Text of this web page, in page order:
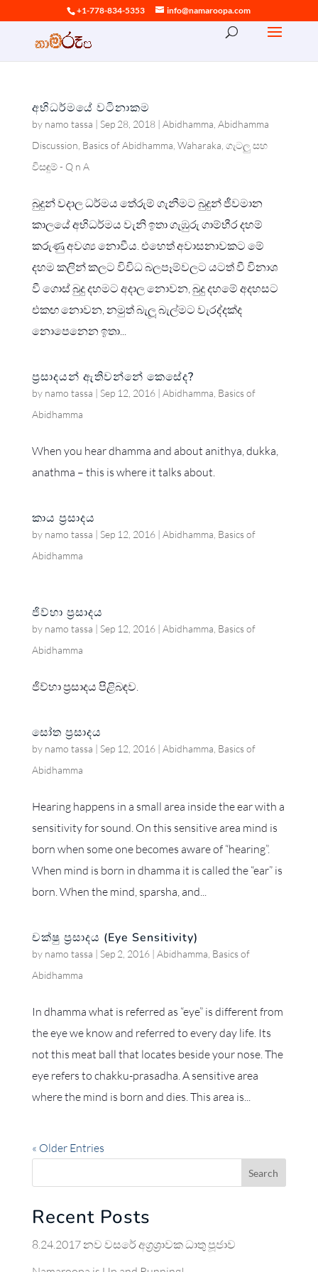
+1-778-834-5353 info@namaroopa.com
අභිධර්මයේ වටිනාකම
by namo tassa | Sep 28, 2018| Abidhamma Abidhamma
Discussion Basics of Abidhamma Waharaka ගැටලු සහ
විසඳුම් - Q n A
බුදුන් වදාල ධර්මය තේරුම් ගැනීමට බුදුන් ජීවමාන
කාලයේ අභිධර්මය වැනි ඉතා ගැඹුරු ගාම්භීර දහම්
කරුණු අවශ්‍ය නොවීය. එහෙත් අවාසනාවකට මේ
දහම කලින් කලට විවිධ බලපෑම්වලට යටත් වී විනාශ
වී ගොස් බුදු දහමට අදාල නොවන, බුදු දහමේ අදහසට
එකඟ නොවන, නමුත් බැලූ බැල්මට වැරද්දක්ද
නොපෙනෙන ඉතා...
ප්‍රසාදයන් ඇතිවන්නේ කෙසේද?
by namo tassa | Sep 12, 2016| Abidhamma Basics of
Abidhamma
When you hear dhamma and about anithya, dukka,
anathma – this is where it talks about.
කාය ප්‍රසාදය
by namo tassa | Sep 12, 2016| Abidhamma Basics of
Abidhamma
ජිව්හා ප්‍රසාදය
by namo tassa | Sep 12, 2016| Abidhamma Basics of
Abidhamma
ජිව්හා ප්‍රසාදය පිළිබඳව.
සෝත ප්‍රසාදය
by namo tassa | Sep 12, 2016| Abidhamma Basics of
Abidhamma
Hearing happens in a small area inside the ear with a
sensitivity for sound. On this sensitive area mind is
born when some one becomes aware of “hearing”.
When mind is born in dhamma it is called the “ear” is
born. When the mind, sparsha, and...
චක්ෂු ප්‍රසාදය (Eye Sensitivity)
by namo tassa | Sep 2, 2016| Abidhamma Basics of
Abidhamma
In dhamma what is referred as “eye” is different from
the eye we know and referred to every day life. Its
not this meat ball that locates beside your nose. The
eye refers to chakku-prasadha. A sensitive area
where the mind is born and dies. This area is...
« Older Entries
Search
Recent Posts
8.24.2017 නව වසරේ අග්‍රශ්‍රාවක ධාතු පූජාව